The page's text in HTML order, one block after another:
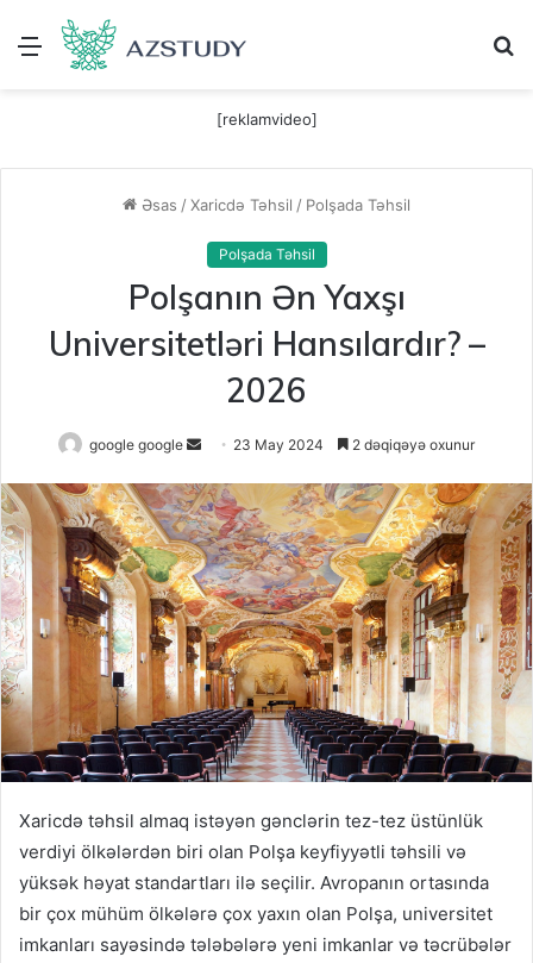
Menu
[reklamvideo]
Əsas /Xaricdə Təhsil / Polşada Təhsil
Polşada Təhsil
Polşanın Ən Yaxşı
Universitetləri Hansılardır? –
2026
google google
Send
email
23 May 2024 2 dəqiqəyə oxunur
Xaricdə təhsil almaq istəyən gənclərin tez-tez üstünlük
verdiyi ölkələrdən biri olan Polşa keyfiyyətli təhsili və
yüksək həyat standartları ilə seçilir. Avropanın ortasında
bir çox mühüm ölkələrə çox yaxın olan Polşa, universitet
imkanları sayəsində tələbələrə yeni imkanlar və təcrübələr